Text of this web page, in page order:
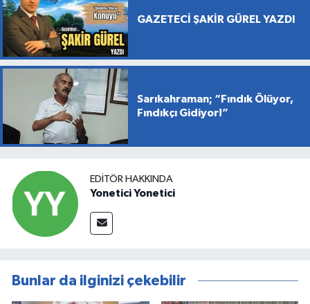
GAZETECİ ŞAKİR GÜREL YAZDI
Sarıkahraman; “Fındık Ölüyor,
Fındıkçı Gidiyor!”
EDITÖR HAKKINDA
Yonetici Yonetici
Bunlar da ilginizi çekebilir